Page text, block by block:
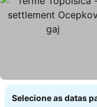
Selecione as datas